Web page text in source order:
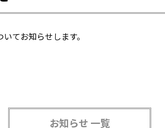
てお知らせします。
お知らせ 一覧